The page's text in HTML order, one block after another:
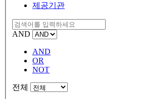
제공기관
AND
AND
OR
NOT
전체